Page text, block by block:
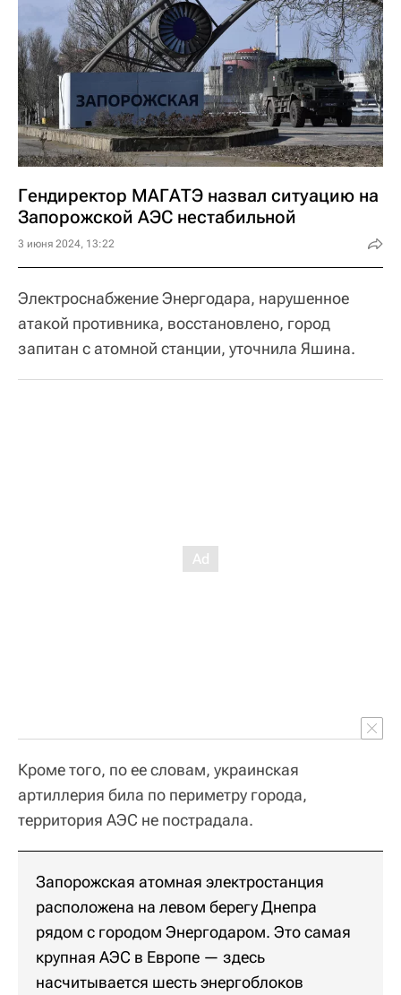
Гендиректор МАГАТЭ назвал ситуацию на
Запорожской АЭС нестабильной
3 июня 2024, 13:22
Электроснабжение Энергодара, нарушенное
атакой противника, восстановлено, город
запитан с атомной станции, уточнила Яшина.
Кроме того, по ее словам, украинская
артиллерия била по периметру города,
территория АЭС не пострадала.
Запорожская атомная электростанция
расположена на левом берегу Днепра
рядом с городом Энергодаром. Это самая
крупная АЭС в Европе — здесь
насчитывается шесть энергоблоков